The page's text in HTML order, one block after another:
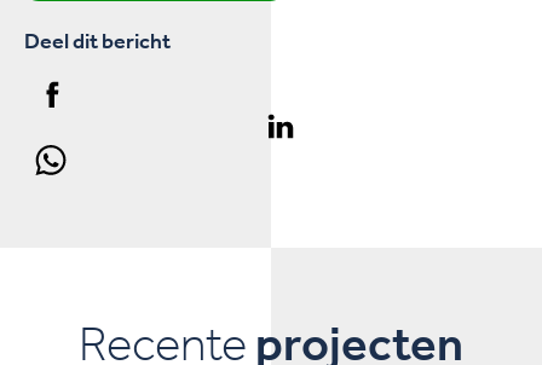
Deel dit bericht
Recente projecten